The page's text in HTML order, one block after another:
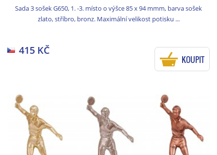
Sada 3 sošek G650, 1. -3. místo o výšce 85 x 94 mmm, barva sošek
zlato, stříbro, bronz. Maximální velikost potisku ...
415 KČ
KOUPIT